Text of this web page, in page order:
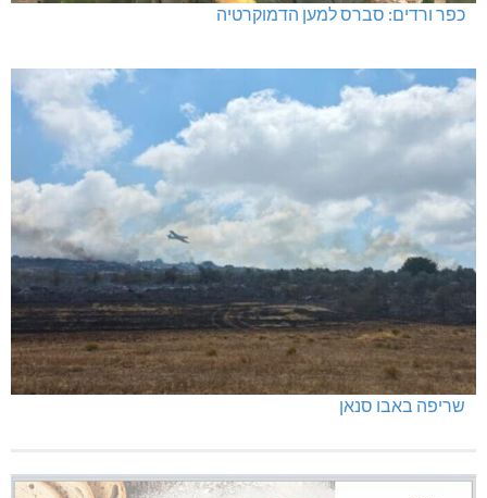
כפר ורדים: סברס למען הדמוקרטיה
שריפה באבו סנאן